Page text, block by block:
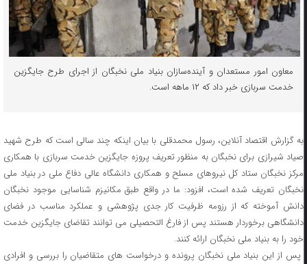
معاون امور مستعدان و آینده‌سازان بنیاد ملی نخبگان از اجرای طرح جایگزین
خدمت سربازی خبر داد که ۱۲ ماهه است.
به گزارش اقتصاد آنلاین، رسول محمدقلی با بیان اینکه چند سالی است که طرح شهید
صیاد شیرازی برای نخبگان به منظور تعریف پروزه جایگزین خدمت سربازی با همکاری
مرکز نخبگان ستاد کل نیروهای مسلح و همکاری دانشگاه عالی دفاع ملی در بنیاد ملی
نخبگان تعریف شده است، افزود: ما در واقع طبق مکانیزم شناسایی موجود نخبگان
دانش آموخته که از رزومه ظرفیت کار جدی پژوهشی و عملکرد مناسب در فضای
دانشگاهی برخوردار هستند پس از فارغ التحصیلی می توانند تقاضای جایگزین خدمت
خود را به بنیاد ملی نخبگان ارائه کنند.
پس از این بنیاد ملی نخبگان پرونده و درخواست های متقاضیان را بررسی و افرادی